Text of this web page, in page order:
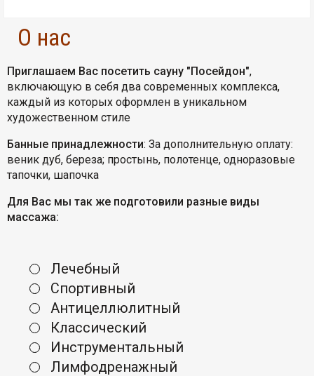
О нас
Приглашаем Вас посетить сауну "Посейдон",
включающую в себя два современных комплекса,
каждый из которых оформлен в уникальном
художественном стиле
Банные принадлежности: За дополнительную оплату:
веник дуб, береза; простынь, полотенце, одноразовые
тапочки, шапочка
Для Вас мы так же подготовили разные виды
массажа:
Лечебный
Спортивный
Антицеллюлитный
Классический
Инструментальный
Лимфодренажный